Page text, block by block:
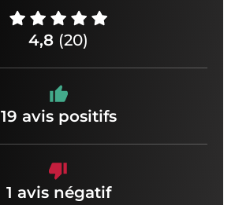
4,8 (20)
19 avis positifs
1 avis négatif